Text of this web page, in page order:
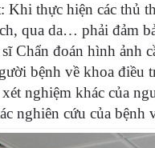
thực hiện các thủ
qua da… phải đảm
Chẩn đoán hình ảnh
bệnh về khoa điều
nghiệm khác của
nghiên cứu của bệnh